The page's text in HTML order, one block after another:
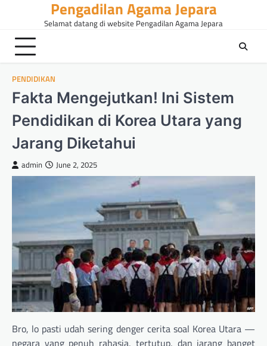
content
Pengadilan Agama Jepara
Selamat datang di website Pengadilan Agama Jepara
PENDIDIKAN
Fakta Mengejutkan! Ini Sistem
Pendidikan di Korea Utara yang
Jarang Diketahui
admin June 2, 2025
Bro, lo pasti udah sering denger cerita soal Korea Utara —